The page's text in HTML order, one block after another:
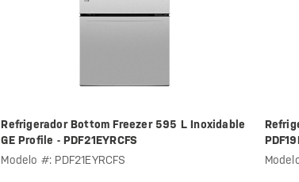
Refrigerador Bottom Freezer 595 L Inoxidable
GE Profile - PDF21EYRCFS
Modelo #: PDF21EYRCFS